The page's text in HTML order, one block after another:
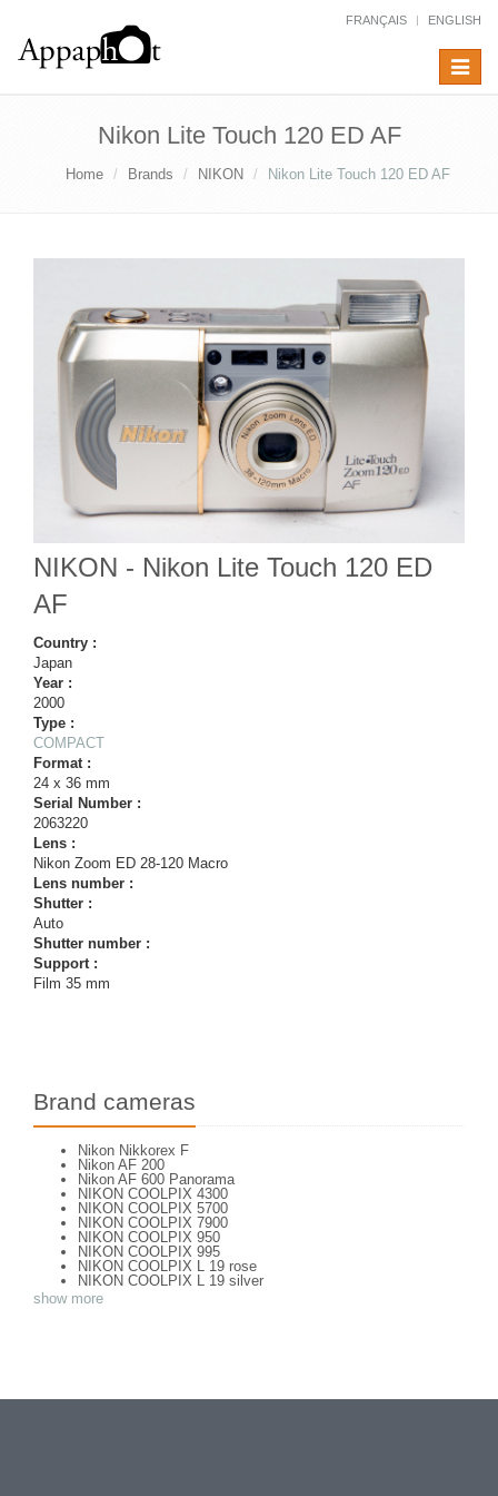
FRANÇAIS ENGLISH
Toggle
Nikon Lite Touch 120 ED AF
Home Brands NIKON Nikon Lite Touch 120 ED AF
NIKON - Nikon Lite Touch 120 ED
AF
Country :
Japan
Year :
2000
Type :
COMPACT
Format :
24 x 36 mm
Serial Number :
2063220
Lens :
Nikon Zoom ED 28-120 Macro
Lens number :
Shutter :
Auto
Shutter number :
Support :
Film 35 mm
Brand cameras
Nikon Nikkorex F
Nikon AF 200
Nikon AF 600 Panorama
NIKON COOLPIX 4300
NIKON COOLPIX 5700
NIKON COOLPIX 7900
NIKON COOLPIX 950
NIKON COOLPIX 995
NIKON COOLPIX L 19 rose
NIKON COOLPIX L 19 silver
NIKON COOLPIX L 2
NIKON COOLPIX S 560
show more